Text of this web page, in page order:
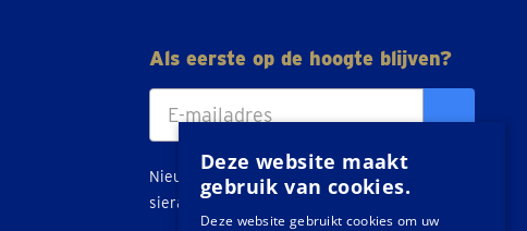
Als eerste op de hoogte blijven?
Nieuws, tips en acties over goud, zilver en
sieraden direct in je inbox.
Deze website maakt
gebruik van cookies.
Deze website gebruikt cookies om uw